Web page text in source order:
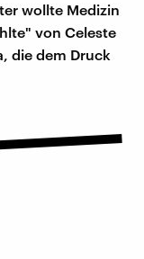
wollte Medizin
von Celeste
die dem Druck